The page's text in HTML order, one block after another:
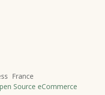
France
Source eCommerce